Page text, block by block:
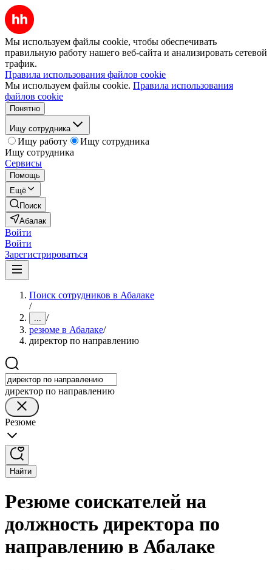
Мы используем файлы cookie, чтобы обеспечивать
правильную работу нашего веб-сайта и анализировать сетевой
трафик.
Правила использования файлов cookie
Мы используем файлы cookie. Правила использования
файлов cookie
Понятно
Ищу сотрудника
Ищу работу
Ищу сотрудника
Ищу сотрудника
Сервисы
Помощь
Ещё
Поиск
Абалак
Войти
Войти
Зарегистрироваться
Поиск сотрудников в Абалаке
/
... /
резюме в Абалаке/
директор по направлению
директор по направлению
Резюме
Найти
Резюме соискателей на
должность директора по
направлению в Абалаке